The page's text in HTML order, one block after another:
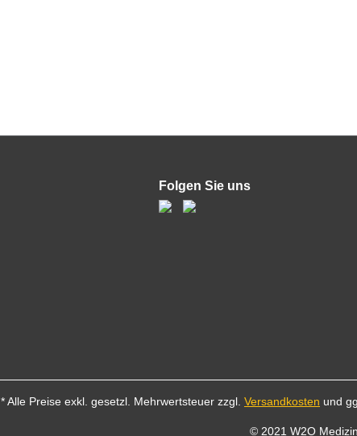
Folgen Sie uns
* Alle Preise exkl. gesetzl. Mehrwertsteuer zzgl. Versandkosten und
© 2021 W2O